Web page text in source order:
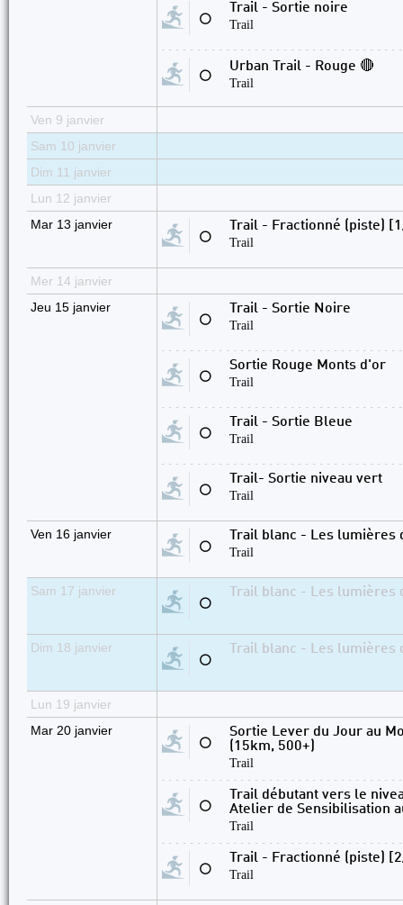
⚪
Trail - Sortie noire
Trail
⚪
Urban Trail - Rouge 🔴
Trail
Ven 9 janvier
Sam 10 janvier
Dim 11 janvier
Lun 12 janvier
Mar 13 janvier
⚪
Trail - Fractionné (piste)
Trail
Mer 14 janvier
Jeu 15 janvier
⚪
Trail - Sortie Noire
Trail
⚪
Sortie Rouge Monts d'or
Trail
⚪
Trail - Sortie Bleue
Trail
⚪
Trail- Sortie niveau vert
Trail
Ven 16 janvier
⚪
Trail blanc - Les
Trail
Sam 17 janvier
⚪
Trail blanc - Les
Dim 18 janvier
⚪
Trail blanc - Les
Lun 19 janvier
Mar 20 janvier
⚪
Sortie Lever du Jour au
(15km, 500+)
Trail
⚪
Trail débutant vers le
Atelier de Sensibilisation
Trail
⚪
Trail - Fractionné (piste)
Trail